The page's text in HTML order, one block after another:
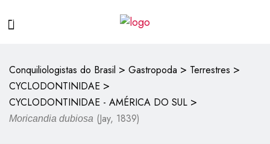
Conquiliologistas do Brasil > Gastropoda > Terrestres >
CYCLODONTINIDAE >
CYCLODONTINIDAE - AMÉRICA DO SUL >
Moricandia dubiosa (Jay, 1839)